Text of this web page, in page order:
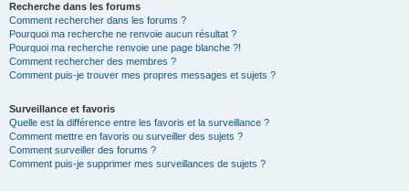
Recherche dans les forums
Comment rechercher dans les forums ?
Pourquoi ma recherche ne renvoie aucun résultat ?
Pourquoi ma recherche renvoie une page blanche ?!
Comment rechercher des membres ?
Comment puis-je trouver mes propres messages et sujets ?
Surveillance et favoris
Quelle est la différence entre les favoris et la surveillance ?
Comment mettre en favoris ou surveiller des sujets ?
Comment surveiller des forums ?
Comment puis-je supprimer mes surveillances de sujets ?